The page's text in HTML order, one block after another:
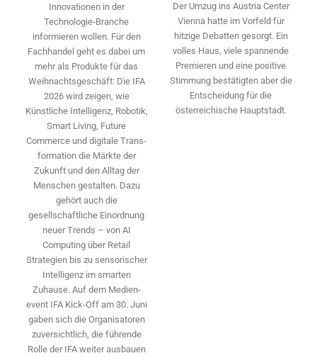
Innovationen in der
Technologie-­Branche
informieren wollen. Für den
Fachhandel geht es dabei um
mehr als Produkte für das
Weihnachtsgeschäft: Die IFA
2026 wird ­zeigen, wie
Künstliche Intelligenz, Robotik,
Smart Living, Future
Commerce und digitale Trans­
formation die Märkte der
Zukunft und den Alltag der
Menschen gestalten. Dazu
gehört auch die
gesellschaftliche Einordnung
neuer Trends – von AI
Computing über Retail
Strategien bis zu sensorischer
Intelligenz im smarten
Zuhause. Auf dem Medien­
event IFA Kick-Off am 30. Juni
gaben sich die Organisatoren
zuversichtlich, die führende
Rolle der IFA weiter ausbauen
Der Umzug ins Austria Center
Vienna hatte im Vorfeld für
hitzige Debatten gesorgt. Ein
volles Haus, viele spannende
Premieren und eine positive
Stimmung bestätigten aber die
Entscheidung für die
österreichische Hauptstadt.